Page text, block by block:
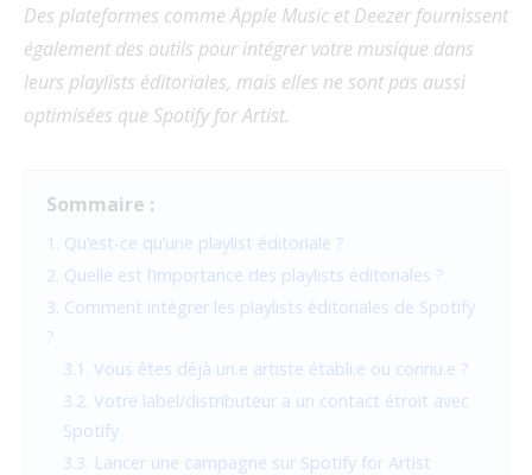
Des plateformes comme Apple Music et Deezer fournissent
également des outils pour intégrer votre musique dans
leurs playlists éditoriales, mais elles ne sont pas aussi
optimisées que Spotify for Artist.
Sommaire :
1. Qu’est-ce qu’une playlist éditoriale ?
2. Quelle est l’importance des playlists éditoriales ?
3. Comment intégrer les playlists éditoriales de Spotify
?
3.1. Vous êtes déjà un.e artiste établi.e ou connu.e ?
3.2. Votre label/distributeur a un contact étroit avec
Spotify
3.3. Lancer une campagne sur Spotify for Artist